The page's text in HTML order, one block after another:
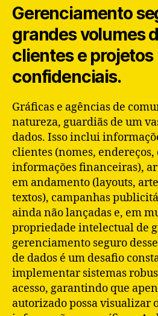
Gerenciamento
grandes volumes
clientes e projetos
confidenciais.
Gráficas e agências de
natureza, guardiãs de um
dados. Isso inclui
clientes (nomes, endereços,
informações financeiras),
em andamento (layouts,
textos), campanhas
ainda não lançadas e, em
propriedade intelectual de
gerenciamento seguro
de dados é um desafio
implementar sistemas
acesso, garantindo que
autorizado possa visualizar